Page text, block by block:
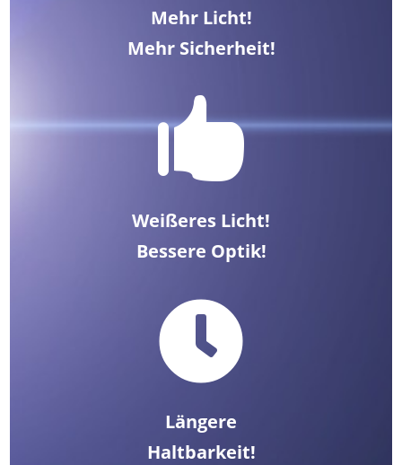
Mehr Licht!
Mehr Sicherheit!

Weißeres Licht!
Bessere Optik!

Längere
Haltbarkeit!